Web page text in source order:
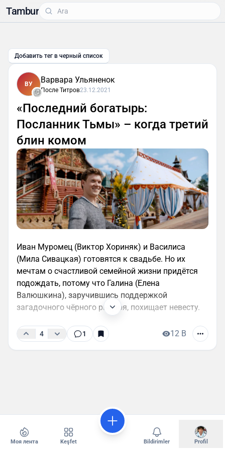
Tambur
Добавить тег в черный список
ВУ Варвара Ульяненок
После Титров23.12.2021
«Последний богатырь:
Посланник Тьмы» – когда третий
блин комом
Иван Муромец (Виктор Хориняк) и Василиса
(Мила Сивацкая) готовятся к свадьбе. Но их
мечтам о счастливой семейной жизни придётся
подождать, потому что Галина (Елена
Валюшкина), заручившись поддержкой
загадочного чёрного рыцаря, похищает невесту.
4 1 12 B
Моя лента Keşfet Bildirimler Profil